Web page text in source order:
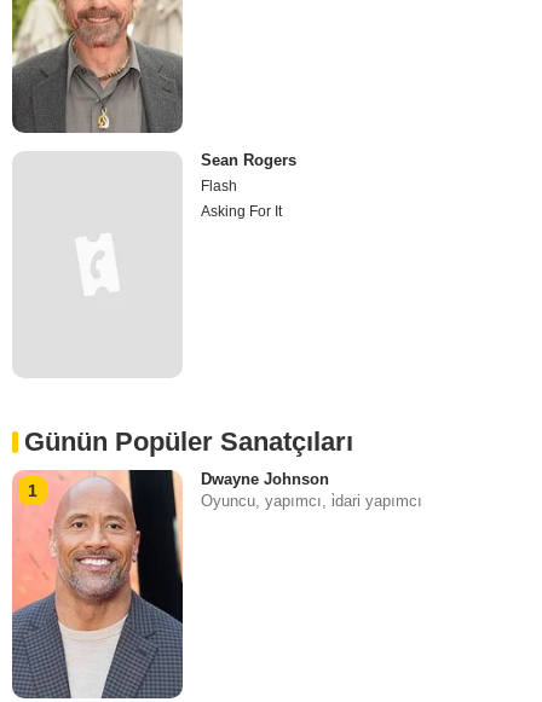
Sean Rogers
Flash
Asking For It
Günün Popüler Sanatçıları
1
Dwayne Johnson
Oyuncu, yapımcı, i̇dari yapımcı